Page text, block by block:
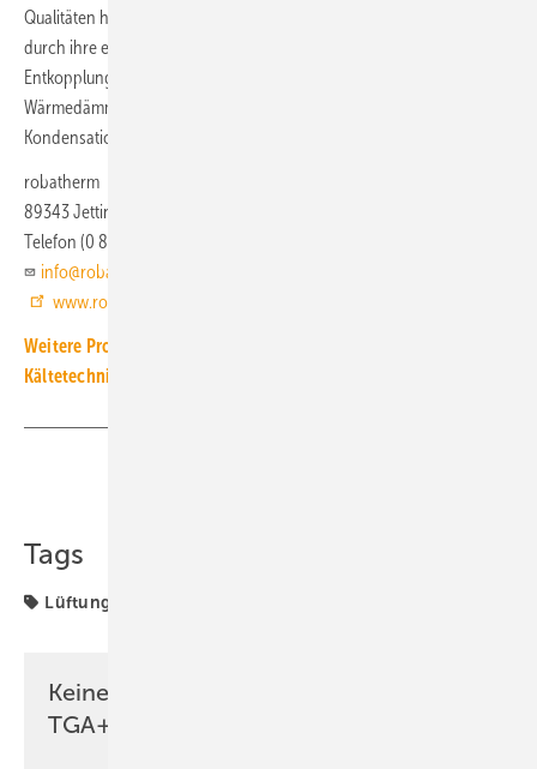
Qualitäten hervor: So überzeugt die stabile Gehäusekonstruktion
durch ihre enorme Festigkeit und hervorragende thermische
Entkopplung. Daraus resultiert nicht nur eine sehr hohe
Wärmedämmung, sondern auch eine deutlich geringere
Kondensationsneigung am Gehäuse.
robatherm
89343 Jettingen-Scheppach
Telefon (0 82 22) 99 90
info@robatherm.de
www.robatherm.com
Weitere Produkt-Meldungen zum Thema Luft-, Klima- und
Kältetechnik
Tags
Lüftungsgerät
Keine Zeit? Kein Problem mit dem
TGA+E Newsletter!